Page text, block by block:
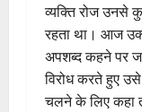
व्यक्ति रोज उनसे
रहता था। आज उक्त
अपशब्द कहने पर
विरोध करते हुए
चलने के लिए कहा